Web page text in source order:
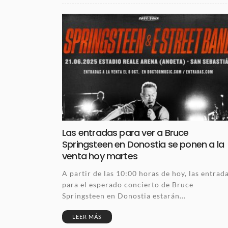
Las entradas para ver a Bruce
Springsteen en Donostia se ponen a la
venta hoy martes
A partir de las 10:00 horas de hoy, las
para el esperado concierto de Bruce
Springsteen en Donostia estarán...
LEER MÁS